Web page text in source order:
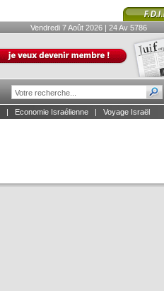
Vendredi 7 Août 2026 | 24 Av 5786
| Economie Israélienne| Voyage Israël